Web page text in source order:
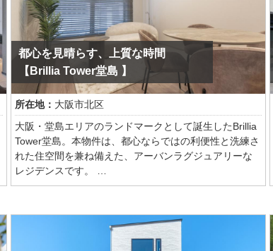
また、キッチンから洗面脱衣室へスムーズに移動でき
る回遊動線を採用。忙しい共働き世代の家事負担を軽
減する、リアルな生活動線を体感できるのが大きな魅
力だ。
さらに、玄関横のシューズボックスや2階に設置したウ
ォークインクローゼットなど、収納計画も徹底されて
いる。
住まいづくりを検討中の方は、この快適さと機能性を
ぜひ現地で確認してほしい。北欧モダンな家具やイン
テリアもお楽しみください。
都心を見晴らす、上質な時間
【Brillia Tower堂島 】
所在地： 大阪市北区
大阪・堂島エリアのランドマークとして誕生したBrillia
Tower堂島。本物件は、都心ならではの利便性と洗練さ
れた住空間を兼ね備えた、アーバンラグジュアリーな
レジデンスです。
ブルやサイドテーブルなどの家具を統一感のあるコー
ディネートでまとめることで、上質で落ち着きのある
空間を演出。都会的なデザインの中にも温かみを感じ